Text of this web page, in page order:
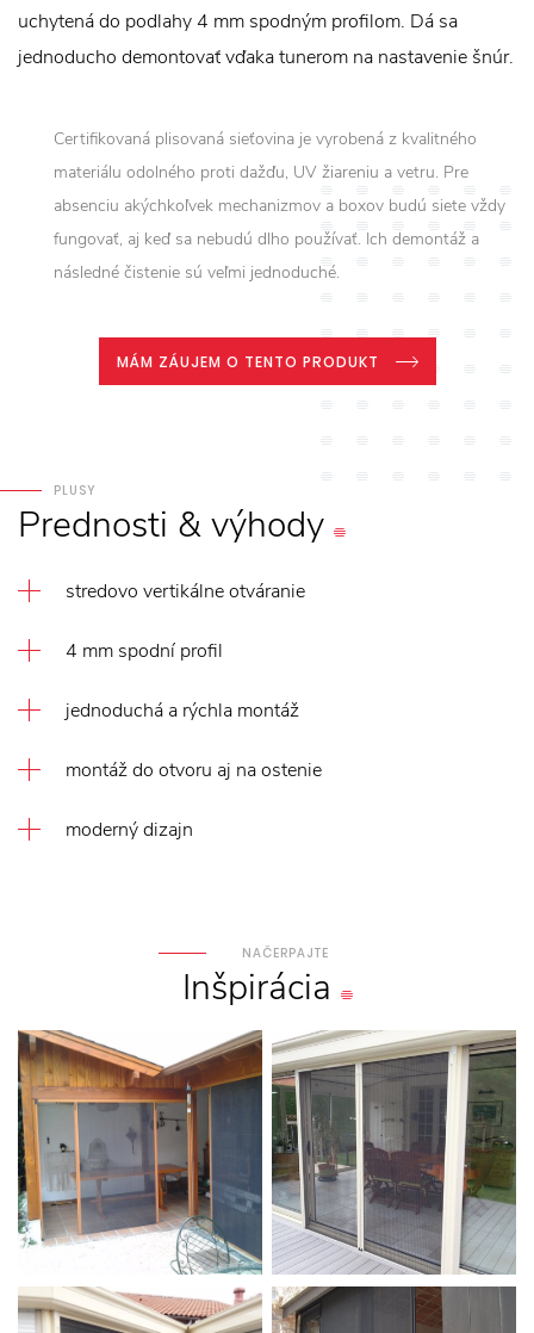
uchytená do podlahy 4 mm spodným profilom. Dá sa
jednoducho demontovať vďaka tunerom na nastavenie šnúr.
Certifikovaná plisovaná sieťovina je vyrobená z kvalitného
materiálu odolného proti dažďu, UV žiareniu a vetru. Pre
absenciu akýchkoľvek mechanizmov a boxov budú siete vždy
fungovať, aj keď sa nebudú dlho používať. Ich demontáž a
následné čistenie sú veľmi jednoduché.
MÁM ZÁUJEM O TENTO PRODUKT
PLUSY
Prednosti &výhody
stredovo vertikálne otváranie
4 mm spodní profil
jednoduchá a rýchla montáž
montáž do otvoru aj na ostenie
moderný dizajn
NAČERPAJTE
Inšpirácia